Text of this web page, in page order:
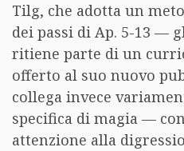
Tilg, che adotta un
dei passi di Ap. 5-13 —
ritiene parte di un
offerto al suo nuovo
collega invece
specifica di magia —
attenzione alla